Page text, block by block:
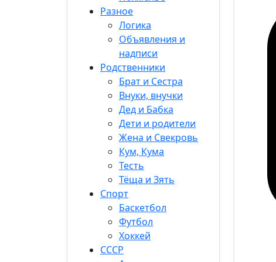
Разное
Логика
Объявления и
надписи
Родственники
Брат и Сестра
Внуки, внучки
Дед и Бабка
Дети и родители
Жена и Свекровь
Кум, Кума
Тесть
Тёща и Зять
Спорт
Баскетбол
Футбол
Хоккей
СССР